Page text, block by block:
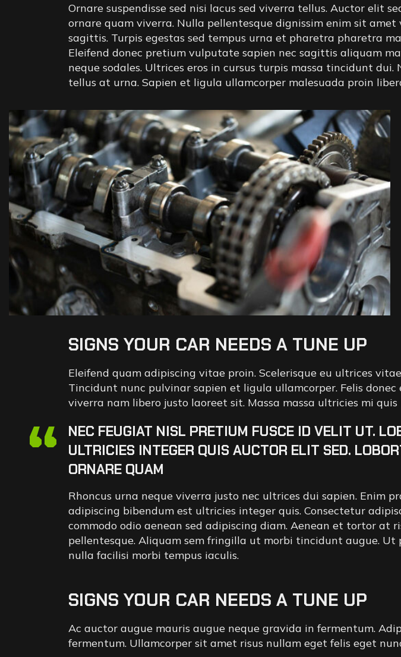
Ornare suspendisse sed nisi lacus sed viverra tellus. Auctor elit
ornare quam viverra. Nulla pellentesque dignissim enim sit
sagittis. Turpis egestas sed tempus urna et pharetra pharetra
Eleifend donec pretium vulputate sapien nec sagittis aliquam
neque sodales. Ultrices eros in cursus turpis massa tincidunt
tellus at urna. Sapien et ligula ullamcorper malesuada proin
SIGNS YOUR CAR NEEDS A TUNE UP
Eleifend quam adipiscing vitae proin. Scelerisque eu ultrices
Tincidunt nunc pulvinar sapien et ligula ullamcorper. Felis
viverra nam libero justo laoreet sit. Massa massa ultricies mi
“
NEC FEUGIAT NISL PRETIUM FUSCE ID VELIT UT.
ULTRICIES INTEGER QUIS AUCTOR ELIT SED.
ORNARE QUAM
Rhoncus urna neque viverra justo nec ultrices dui sapien. Enim
adipiscing bibendum est ultricies integer quis. Consectetur
commodo odio aenean sed adipiscing diam. Aenean et tortor at
pellentesque. Aliquam sem fringilla ut morbi tincidunt augue.
nulla facilisi morbi tempus iaculis.
SIGNS YOUR CAR NEEDS A TUNE UP
Ac auctor augue mauris augue neque gravida in fermentum.
fermentum. Ullamcorper sit amet risus nullam eget felis eget